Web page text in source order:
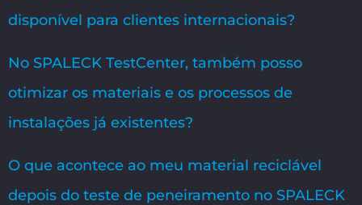
disponível para clientes internacionais?
No SPALECK TestCenter, também posso
otimizar os materiais e os processos de
instalações já existentes?
O que acontece ao meu material reciclável
depois do teste de peneiramento no SPALECK